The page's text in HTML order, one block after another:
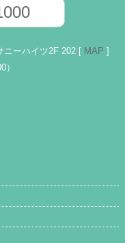
ニーハイツ2F 202 [ MAP ]